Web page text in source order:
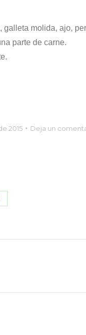
molida, ajo,
parte de carne.
2015
Deja un